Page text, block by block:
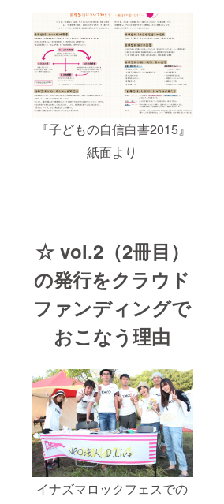
『子どもの自信白書2015』
紙面より
☆ vol.2（2冊目）
の発行をクラウド
ファンディングで
おこなう理由
イナズマロックフェスでの